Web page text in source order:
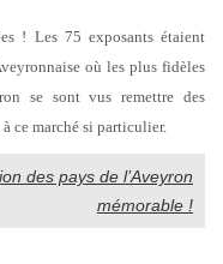
! Les 75 exposants étaient
où les plus fidèles
se sont vus remettre des
ce marché si particulier.
des pays de l’Aveyron
mémorable !